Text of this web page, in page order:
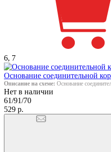
6, 7
Основание соединительной
Описание на схеме: Основание
Нет в наличии
61/91/70
529 р.